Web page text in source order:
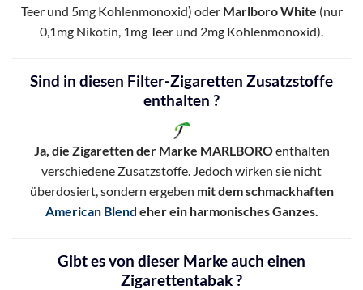
Teer und 5mg Kohlenmonoxid) oder Marlboro White (nur
0,1mg Nikotin, 1mg Teer und 2mg Kohlenmonoxid).
Sind in diesen Filter-Zigaretten Zusatzstoffe
enthalten ?
Ja, die Zigaretten der Marke MARLBOROenthalten
verschiedene Zusatzstoffe. Jedoch wirken sie nicht
überdosiert, sondern ergeben mit dem schmackhaften
American Blend eher ein harmonisches Ganzes.
Gibt es von dieser Marke auch einen
Zigarettentabak ?